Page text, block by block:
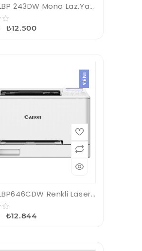
Canon LBP 243DW Mono Laz.Yazıcı USB/ETH/Wifi
₺12.500
YENI
Canon LBP646CDW Renkli Laser Yazıcı A4 (Wi-Fi)
₺12.844